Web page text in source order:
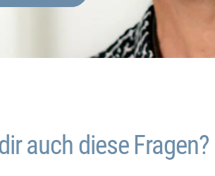
auch diese Fragen?